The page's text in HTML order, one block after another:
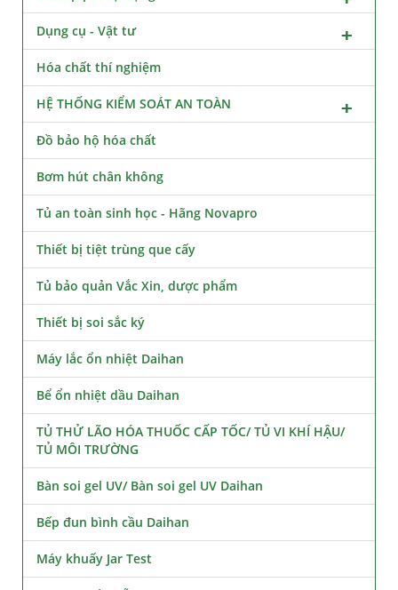
Dụng cụ - Vật tư
Hóa chất thí nghiệm
HỆ THỐNG KIỂM SOÁT AN TOÀN
Đồ bảo hộ hóa chất
Bơm hút chân không
Tủ an toàn sinh học - Hãng Novapro
Thiết bị tiệt trùng que cấy
Tủ bảo quản Vắc Xin, dược phẩm
Thiết bị soi sắc ký
Máy lắc ổn nhiệt Daihan
Bể ổn nhiệt dầu Daihan
TỦ THỬ LÃO HÓA THUỐC CẤP TỐC/ TỦ VI KHÍ HẬU/
TỦ MÔI TRƯỜNG
Bàn soi gel UV/ Bàn soi gel UV Daihan
Bếp đun bình cầu Daihan
Máy khuấy Jar Test